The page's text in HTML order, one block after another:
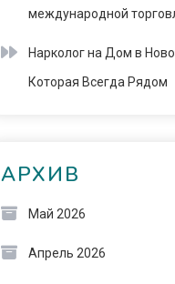
международной
Нарколог на Дом в
Которая Всегда Рядом
АРХИВ
Май 2026
Апрель 2026